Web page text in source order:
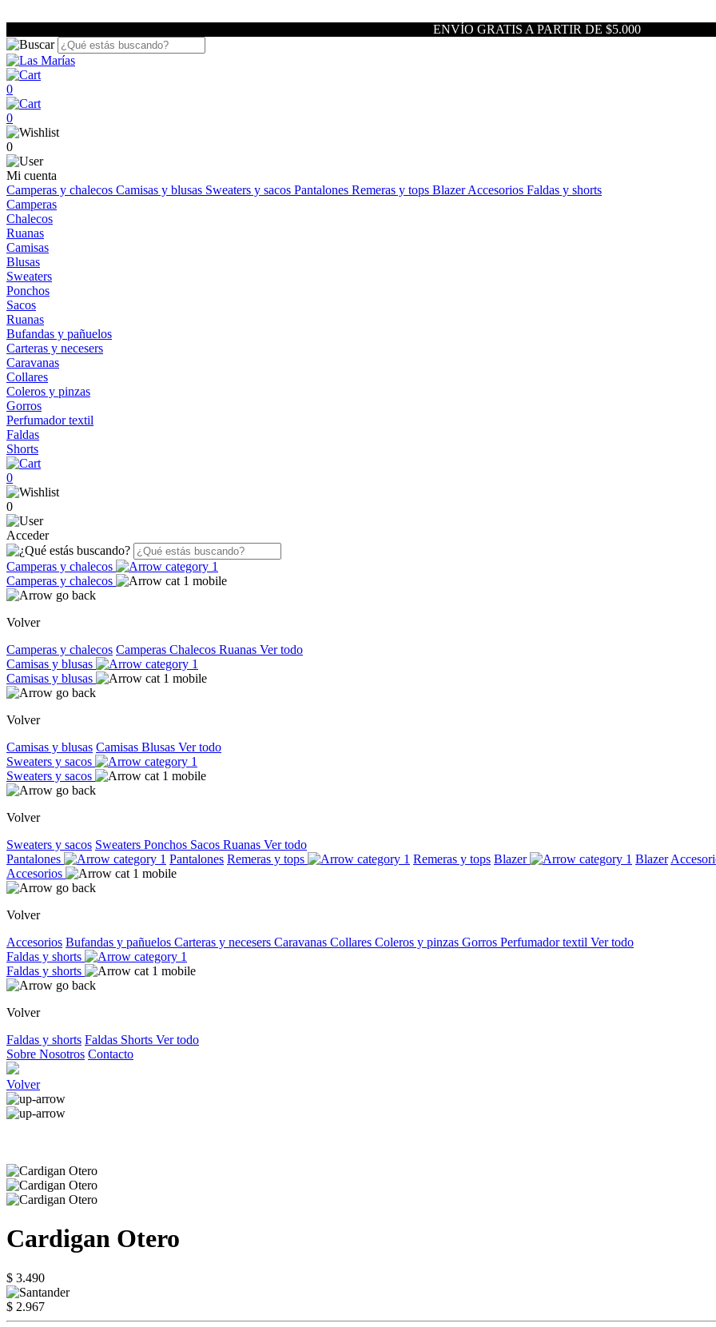
ENVÍO GRATIS A PARTIR DE $5.000
0
0
0
Mi cuenta
Camperas y chalecos Camisas y blusas Sweaters y sacos Pantalones Remeras y tops BlazerAccesorios Faldas y shorts
Camperas
Chalecos
Ruanas
Camisas
Blusas
Sweaters
Ponchos
Sacos
Ruanas
Bufandas y pañuelos
Carteras y necesers
Caravanas
Collares
Coleros y pinzas
Gorros
Perfumador textil
Faldas
Shorts
0
0
Acceder
Camperas y chalecos
Camperas y chalecos
Volver
Camperas y chalecos Camperas Chalecos Ruanas Ver todo
Camisas y blusas
Camisas y blusas
Volver
Camisas y blusas Camisas Blusas Ver todo
Sweaters y sacos
Sweaters y sacos
Volver
Sweaters y sacos Sweaters Ponchos Sacos Ruanas Ver todo
Pantalones
Pantalones Remeras y tops Remeras y tops Blazer Blazer
Accesorios
Volver
Accesorios Bufandas y pañuelos Carteras y necesers Caravanas Collares Coleros y pinzas Gorros Perfumador textil Ver todo
Faldas y shorts
Faldas y shorts
Volver
Faldas y shorts Faldas Shorts Ver todo
Sobre Nosotros Contacto
Volver
Cardigan Otero
$ 3.490
$ 2.967